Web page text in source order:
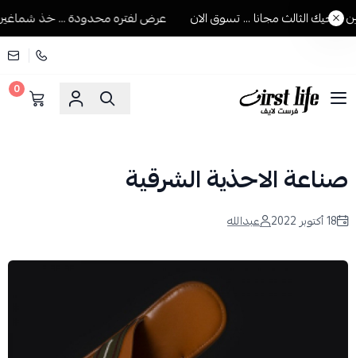
الثالث مجانا ... تسوق الان عرض لفتره محدودة ... خذ شماغين
فرست لايف للمستلزمات الرجالية
0
صناعة الاحذية الشرقية
18 أكتوبر 2022 عبدالله